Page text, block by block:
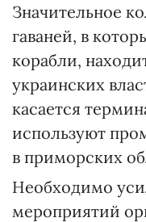
Значительное
гаваней, в
корабли,
украинских
касается
используют
в приморских
Необходимо
мероприятий